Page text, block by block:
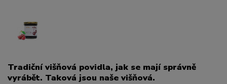
Tradiční višňová povidla, jak se mají správně
vyrábět. Taková jsou naše višňová.